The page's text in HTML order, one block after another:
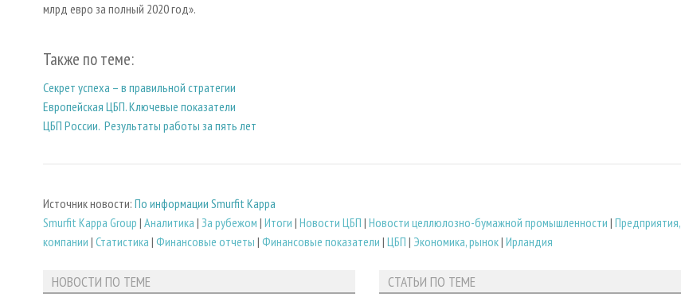
млрд евро за полный 2020 год».
Также по теме:
Секрет успеха – в правильной стратегии
Европейская ЦБП. Ключевые показатели
ЦБП России. Результаты работы за пять лет
Источник новости: По информации Smurfit Kappa
Smurfit Kappa Group | Аналитика | За рубежом | Итоги | Новости ЦБП | Новости целлюлозно-бумажной промышленности | Предприятия,
компании | Статистика | Финансовые отчеты | Финансовые показатели | ЦБП | Экономика, рынок| Ирландия
НОВОСТИ ПО ТЕМЕ СТАТЬИ ПО ТЕМЕ